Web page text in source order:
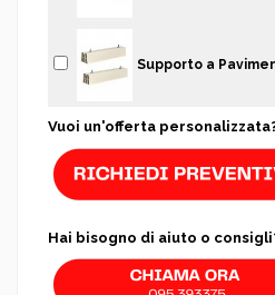
Supporto a
Vuoi un'offerta
Hai bisogno di aiuto o